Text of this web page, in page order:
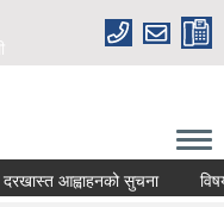
आह्वाहनको सुचना